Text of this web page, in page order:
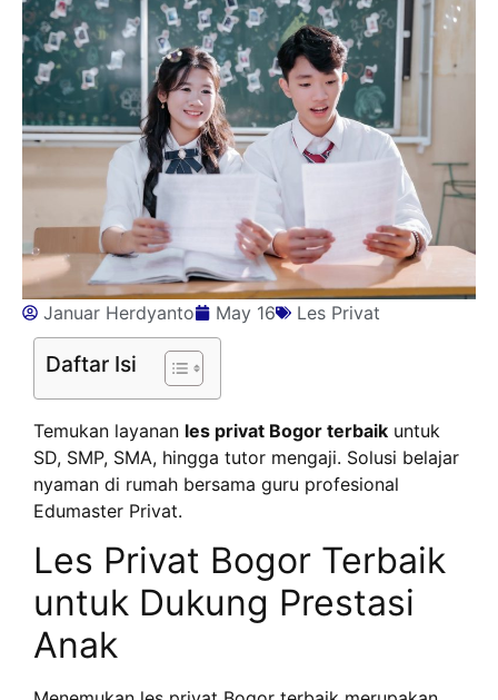
Januar Herdyanto May 16 Les Privat
Daftar Isi
Temukan layanan les privat Bogor terbaik untuk
SD, SMP, SMA, hingga tutor mengaji. Solusi belajar
nyaman di rumah bersama guru profesional
Edumaster Privat.
Les Privat Bogor Terbaik
untuk Dukung Prestasi
Anak